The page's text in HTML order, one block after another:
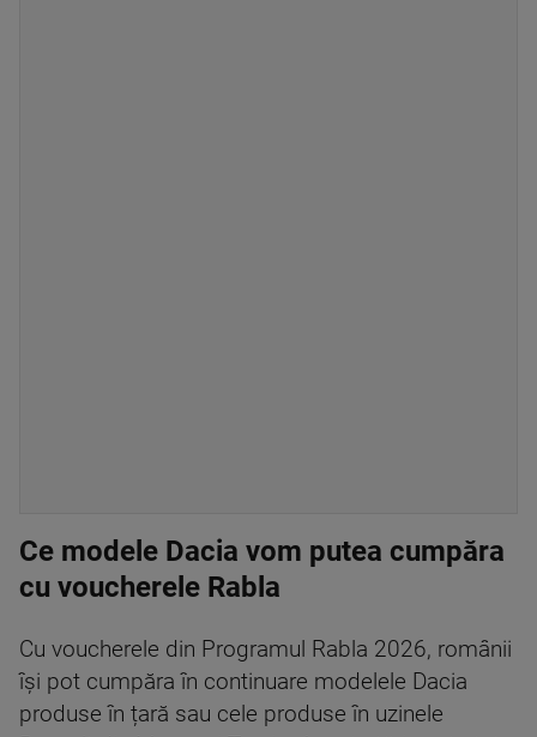
Ce modele Dacia vom putea cumpăra
cu voucherele Rabla
Cu voucherele din Programul Rabla 2026, românii
își pot cumpăra în continuare modelele Dacia
produse în țară sau cele produse în uzinele